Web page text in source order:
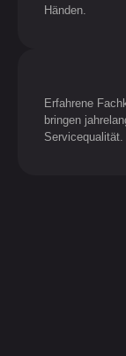
Händen.
Erfahrene
bringen
Servicequalität.